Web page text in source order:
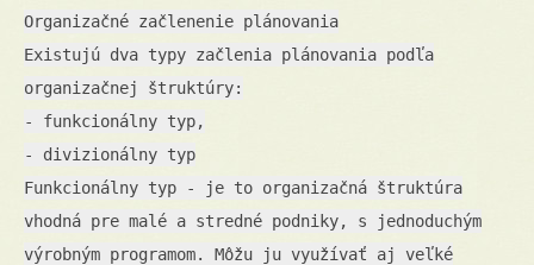
Organizačné začlenenie plánovania
Existujú dva typy začlenia plánovania podľa
organizačnej štruktúry:
- funkcionálny typ,
- divizionálny typ
Funkcionálny typ - je to organizačná štruktúra
vhodná pre malé a stredné podniky, s jednoduchým
výrobným programom. Môžu ju využívať aj veľké